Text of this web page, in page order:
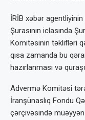
İRİB xəbər
Şurasının iclasında
Komitəsinin təklifləri
qısa zamanda bu
hazırlanması və
Advermə Komitəsi
İranşünaslıq Fondu
çərçivəsində